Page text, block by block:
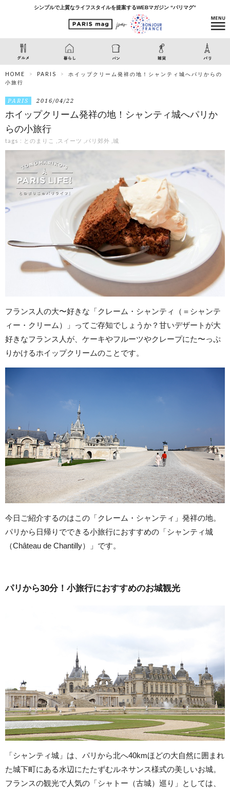
シンプルで上質なライフスタイルを提案するWEBマガジン “パリマグ”
HOME PARIS
ホイップクリーム発祥の地！シャンティ城へパリからの
小旅行
PARIS 2016/04/22
ホイップクリーム発祥の地！シャンティ城へパリか
らの小旅行
tags : とのまりこ スイーツ パリ郊外 城
フランス人の大〜好きな「クレーム・シャンティ（＝シャンテ
ィー・クリーム）」ってご存知でしょうか？甘いデザートが大
好きなフランス人が、ケーキやフルーツやクレープにた〜っぷ
りかけるホイップクリームのことです。
今日ご紹介するのはこの「クレーム・シャンティ」発祥の地。
パリから日帰りでできる小旅行におすすめの「シャンティ城
（Château de Chantilly）」です。
パリから30分！小旅行におすすめのお城観光
「シャンティ城」は、パリから北へ40kmほどの大自然に囲まれ
た城下町にある水辺にたたずむルネサンス様式の美しいお城。
フランスの観光で人気の「シャトー（古城）巡り」としては、